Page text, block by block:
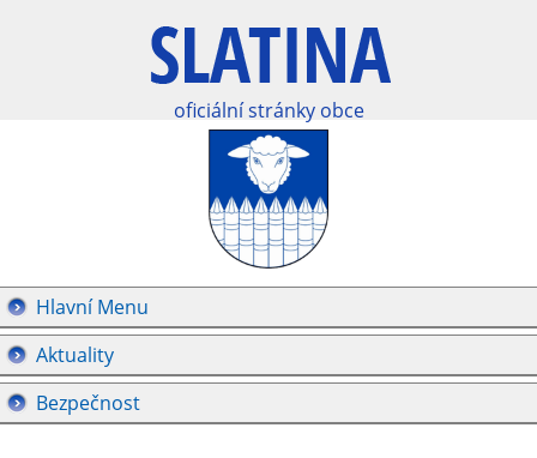
oficiální stránky obce
Hlavní Menu
Aktuality
Bezpečnost